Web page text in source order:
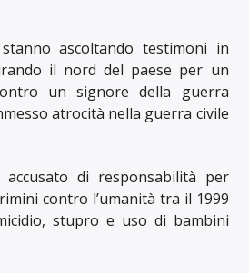
ascoltando testimoni in
il nord del paese per un
un signore della guerra
atrocità nella guerra civile
di responsabilità per
contro l’umanità tra il 1999
stupro e uso di bambini